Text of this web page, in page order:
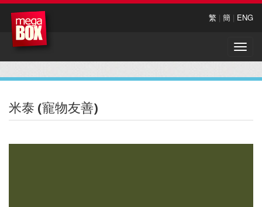
繁 | 簡 | ENG
Toggle
米泰 (寵物友善)